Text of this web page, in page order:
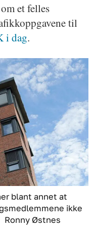
et felles
til
i dag.
blant annet at
ikke
Ronny Østnes